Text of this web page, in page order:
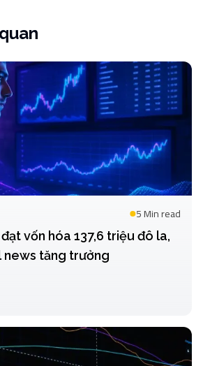
5 Minread
vốn hóa 137,6 triệu đô la,
tăng trưởng